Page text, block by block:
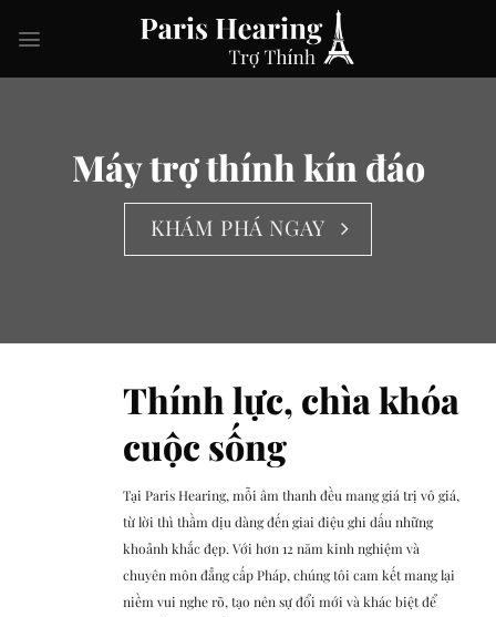
Máy trợ thính kín đáo
KHÁM PHÁ NGAY
Thính lực, chìa khóa
cuộc sống
Tại Paris Hearing, mỗi âm thanh đều mang giá trị vô giá,
từ lời thì thầm dịu dàng đến giai điệu ghi dấu những
khoảnh khắc đẹp. Với hơn 12 năm kinh nghiệm và
chuyên môn đẳng cấp Pháp, chúng tôi cam kết mang lại
niềm vui nghe rõ, tạo nên sự đổi mới và khác biệt để